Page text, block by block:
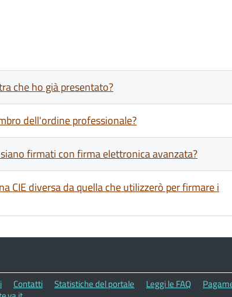
che ho già presentato?
dell'ordine professionale?
firmati con firma elettronica avanzata?
CIE diversa da quella che utilizzerò per firmare i
Contatti Statistiche del portale Leggi le FAQ